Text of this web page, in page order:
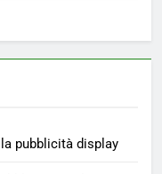
pubblicità display